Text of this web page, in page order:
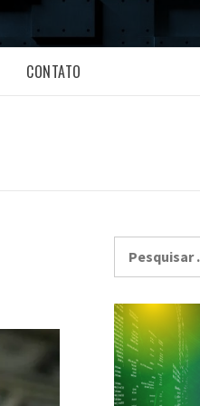
CONTATO